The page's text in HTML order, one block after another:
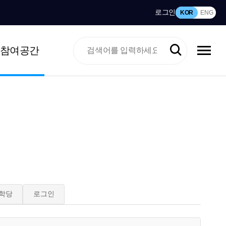
로그인 KOR ENG
참여공간
당 로그인